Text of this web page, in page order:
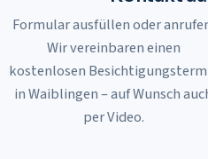
Formular ausfüllen oder
Wir vereinbaren einen
kostenlosen
inWaiblingen– auf Wunsch
per Video.